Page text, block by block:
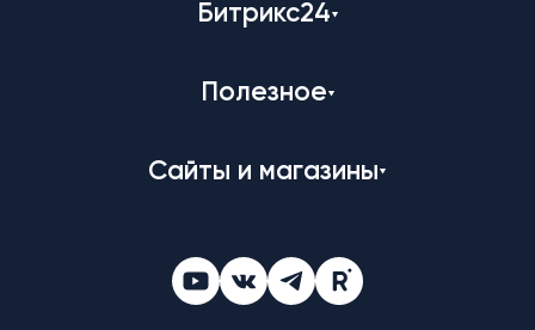
Битрикс24
Полезное
Сайты и магазины